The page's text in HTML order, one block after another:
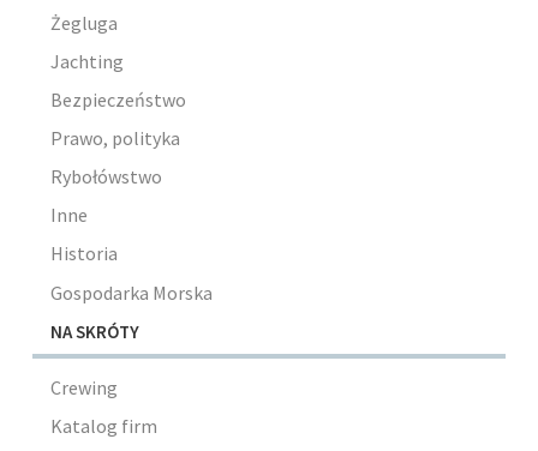
Żegluga
Jachting
Bezpieczeństwo
Prawo, polityka
Rybołówstwo
Inne
Historia
Gospodarka Morska
NA SKRÓTY
Crewing
Katalog firm